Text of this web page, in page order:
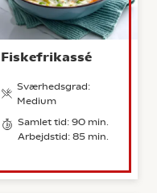
Fiskefrikassé
Sværhedsgrad:
Medium
Samlet tid: 90 min.
Arbejdstid: 85 min.